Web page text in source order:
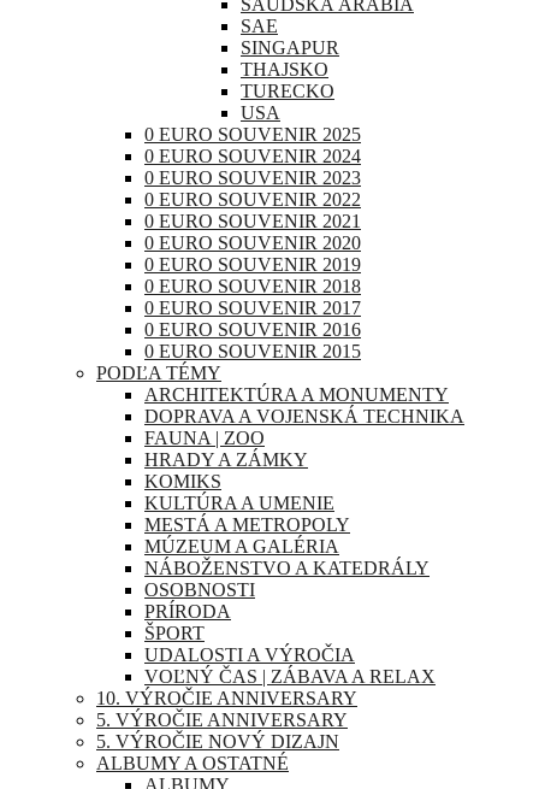
SAUDSKÁ ARÁBIA
SAE
SINGAPUR
THAJSKO
TURECKO
USA
0 EURO SOUVENIR 2025
0 EURO SOUVENIR 2024
0 EURO SOUVENIR 2023
0 EURO SOUVENIR 2022
0 EURO SOUVENIR 2021
0 EURO SOUVENIR 2020
0 EURO SOUVENIR 2019
0 EURO SOUVENIR 2018
0 EURO SOUVENIR 2017
0 EURO SOUVENIR 2016
0 EURO SOUVENIR 2015
PODĽA TÉMY
ARCHITEKTÚRA A MONUMENTY
DOPRAVA A VOJENSKÁ TECHNIKA
FAUNA | ZOO
HRADY A ZÁMKY
KOMIKS
KULTÚRA A UMENIE
MESTÁ A METROPOLY
MÚZEUM A GALÉRIA
NÁBOŽENSTVO A KATEDRÁLY
OSOBNOSTI
PRÍRODA
ŠPORT
UDALOSTI A VÝROČIA
VOĽNÝ ČAS | ZÁBAVA A RELAX
10. VÝROČIE ANNIVERSARY
5. VÝROČIE ANNIVERSARY
5. VÝROČIE NOVÝ DIZAJN
ALBUMY A OSTATNÉ
ALBUMY